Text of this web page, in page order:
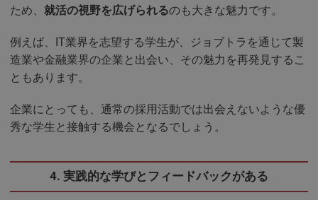
ため、 就活の視野を広げられるのも大きな魅力です。
例えば、IT業界を志望する学生が、ジョブトラを通じて製
造業や金融業界の企業と出会い、その魅力を再発見するこ
ともあります。
企業にとっても、通常の採用活動では出会えないような優
秀な学生と接触する機会となるでしょう。
4. 実践的な学びとフィードバックがある